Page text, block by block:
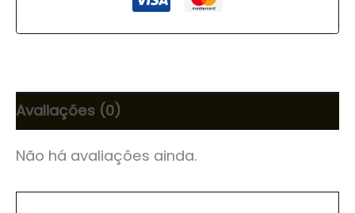
Avaliações (0)
Não há avaliações ainda.